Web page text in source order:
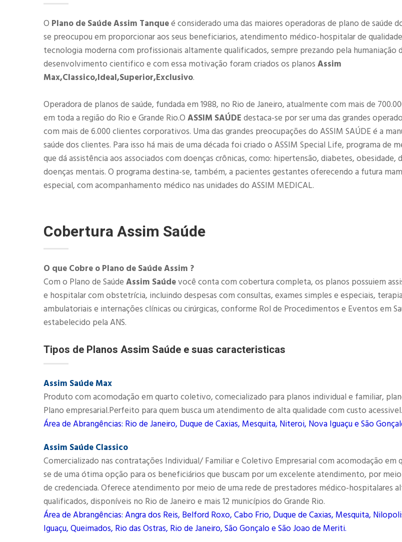
O Plano de Saúde Assim Tanqueé considerado uma das maiores operadoras de plano de saúde
se preocupou em proporcionar aos seus beneficiarios, atendimento médico-hospitalar de
tecnologia moderna com profissionais altamente qualificados, sempre prezando pela humaniação
desenvolvimento cientifico e com essa motivação foram criados os planos Assim
Max,Classico,Ideal,Superior,Exclusivo.
Operadora de planos de saúde, fundada em 1988, no Rio de Janeiro, atualmente com mais de
em toda a região do Rio e Grande Rio.O ASSIM SAÚDE destaca-se por ser uma das grandes
com mais de 6.000 clientes corporativos. Uma das grandes preocupações do ASSIM SAÚDE é a
saúde dos clientes. Para isso há mais de uma década foi criado o ASSIM Special Life, programa de
que dá assistência aos associados com doenças crônicas, como: hipertensão, diabetes, obesidade,
doenças mentais. O programa destina-se, também, a pacientes gestantes oferecendo a futura
especial, com acompanhamento médico nas unidades do ASSIM MEDICAL.
CoberturaAssim Saúde
O que Cobre o Plano de Saúde Assim ?
Com o Plano de Saúde Assim Saúdevocê conta com cobertura completa, os planos possuiem
e hospitalar com obstetrícia, incluindo despesas com consultas, exames simples e especiais,
ambulatoriais e internações clínicas ou cirúrgicas, conforme Rol de Procedimentos e Eventos em
estabelecido pela ANS.​
Tipos de Planos Assim Saúde e suas caracteristicas
Assim Saúde Max
Produto com acomodação em quarto coletivo, comecializado para planos individual e familiar,
Plano empresarial.Perfeito para quem busca um atendimento de alta qualidade com custo acessivel.
Área de Abrangências: Rio de Janeiro, Duque de Caxias, Mesquita, Niteroi, Nova Iguaçu e São
Assim Saúde Classico
Comercializado nas contratações Individual/ Familiar e Coletivo Empresarial com acomodação
se de uma ótima opção para os beneficiários que buscam por um excelente atendimento, por
de credenciada. Oferece atendimento por meio de uma rede de prestadores médico-hospitalares
qualificados, disponíveis no Rio de Janeiro e mais 12 municípios do Grande Rio.
Área de Abrangências: Angra dos Reis, Belford Roxo, Cabo Frio, Duque de Caxias, Mesquita,
Iguaçu, Queimados, Rio das Ostras, Rio de Janeiro, São Gonçalo e São Joao de Meriti.